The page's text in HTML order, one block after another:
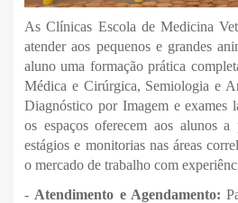
As Clínicas Escola de Medicina
atender aos pequenos e grandes
aluno uma formação prática
Médica e Cirúrgica, Semiologia e
Diagnóstico por Imagem e exames
os espaços oferecem aos alunos a
estágios e monitorias nas áreas
o mercado de trabalho com
- Atendimento e Agendamento: